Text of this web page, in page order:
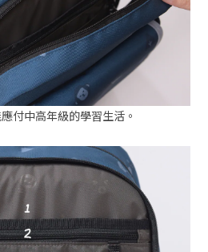
付中高年級的學習生活。